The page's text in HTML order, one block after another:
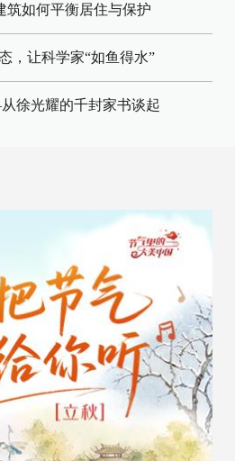
筑如何平衡居住与保护
，让科学家“如鱼得水”
徐光耀的千封家书谈起